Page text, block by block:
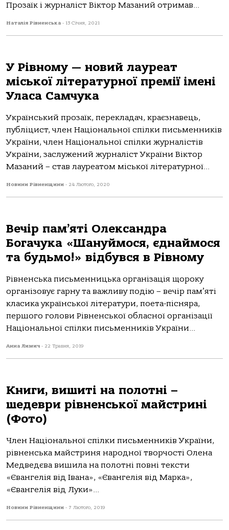
Прозаїк і журналіст Віктор Мазаний отримав...
Наталія Рівненська - 13 Січня, 2021
У Рівному — новий лауреат
міської літературної премії імені
Уласа Самчука
Український прозаїк, перекладач, краєзнавець,
публіцист, член Національної спілки письменників
України, член Національної спілки журналістів
України, заслужений журналіст України Віктор
Мазаний – став лауреатом міської літературної...
Новини Рівненщини - 24 Лютого, 2020
Вечір пам’яті Олександра
Богачука «Шануймося, єднаймося
та будьмо!» відбувся в Рівному
Рівненська письменницька організація щороку
організовує гарну та важливу подію – вечір пам’яті
класика української літератури, поета-пісняра,
першого голови Рівненської обласної організації
Національної спілки письменників України...
Анна Лимич - 22 Травня, 2019
Книги, вишиті на полотні –
шедеври рівненської майстрині
(Фото)
Член Національної спілки письменників України,
рівненська майстриня народної творчості Олена
Медведєва вишила на полотні повні тексти
«Євангелія від Івана», «Євангелія від Марка»,
«Євангелія від Луки»...
Новини Рівненщини - 7 Лютого, 2019